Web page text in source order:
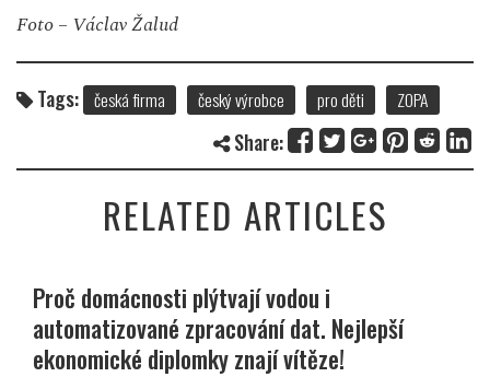
Foto – Václav Žalud
Tags: česká firma český výrobce pro děti ZOPA
Share:
RELATED ARTICLES
Proč domácnosti plýtvají vodou i
automatizované zpracování dat. Nejlepší
ekonomické diplomky znají vítěze!